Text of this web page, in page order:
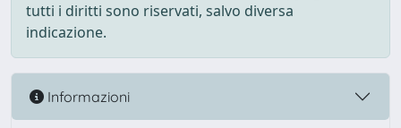
tutti i diritti sono riservati, salvo diversa
indicazione.
Informazioni